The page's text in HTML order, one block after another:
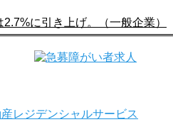
に引き上げ。（一般企業）